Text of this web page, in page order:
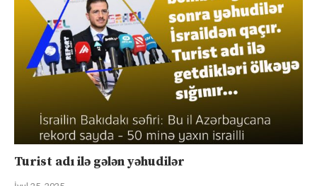
Turist adı ilə gələn yəhudilər